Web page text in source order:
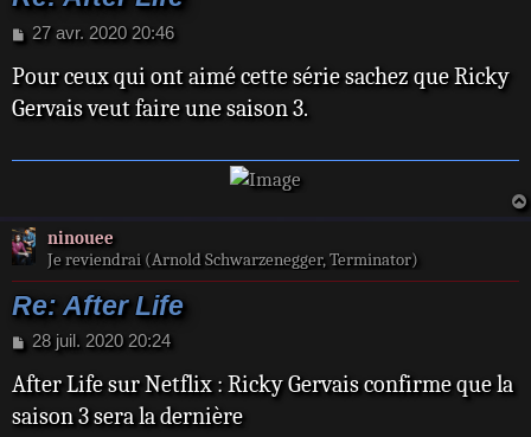
M
s
a
e
27 avr. 2020 20:46
Pour ceux qui ont aimé cette série sachez que Ricky
Gervais veut faire une saison 3.
ninouee
Je reviendrai (Arnold Schwarzenegger, Terminator)
Re: After Life
M
s
s
a
28 juil. 2020 20:24
After Life sur Netflix : Ricky Gervais confirme que la
saison 3 sera la dernière